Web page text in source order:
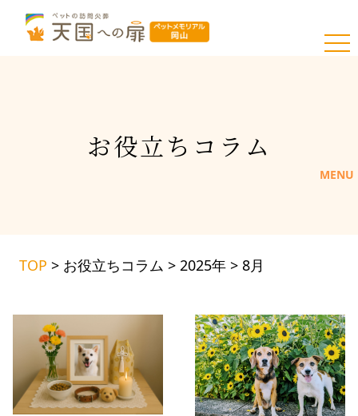
MENU
お役立ち コ ラ ム
TOP > お役立ちコラム > 2025年 > 8月